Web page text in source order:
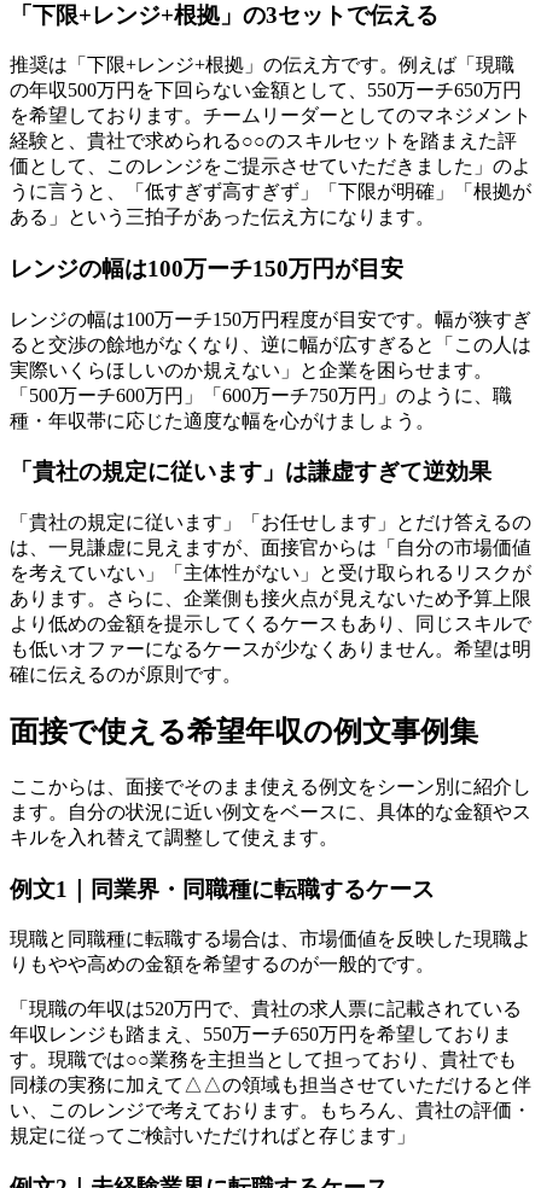
「下限+レンジ+根拠」の3セットで伝える
推奨は「下限+レンジ+根拠」の伝え方です。例えば「現職
の年収500万円を下回らない金額として、550万ーチ650万円
を希望しております。チームリーダーとしてのマネジメント
経験と、貴社で求められる○○のスキルセットを踏まえた評
価として、このレンジをご提示させていただきました」のよ
うに言うと、「低すぎず高すぎず」「下限が明確」「根拠が
ある」という三拍子があった伝え方になります。
レンジの幅は100万ーチ150万円が目安
レンジの幅は100万ーチ150万円程度が目安です。幅が狭すぎ
ると交渉の餘地がなくなり、逆に幅が広すぎると「この人は
実際いくらほしいのか規えない」と企業を困らせます。
「500万ーチ600万円」「600万ーチ750万円」のように、職
種・年収帯に応じた適度な幅を心がけましょう。
「貴社の規定に従います」は謙虚すぎて逆効果
「貴社の規定に従います」「お任せします」とだけ答えるの
は、一見謙虚に見えますが、面接官からは「自分の市場価値
を考えていない」「主体性がない」と受け取られるリスクが
あります。さらに、企業側も接火点が見えないため予算上限
より低めの金額を提示してくるケースもあり、同じスキルで
も低いオファーになるケースが少なくありません。希望は明
確に伝えるのが原則です。
面接で使える希望年収の例文事例集
ここからは、面接でそのまま使える例文をシーン別に紹介し
ます。自分の状況に近い例文をベースに、具体的な金額やス
キルを入れ替えて調整して使えます。
例文1｜同業界・同職種に転職するケース
現職と同職種に転職する場合は、市場価値を反映した現職よ
りもやや高めの金額を希望するのが一般的です。
「現職の年収は520万円で、貴社の求人票に記載されている
年収レンジも踏まえ、550万ーチ650万円を希望しておりま
す。現職では○○業務を主担当として担っており、貴社でも
同様の実務に加えて△△の領域も担当させていただけると伴
い、このレンジで考えております。もちろん、貴社の評価・
規定に従ってご検討いただければと存じます」